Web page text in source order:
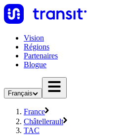
Vision
Régions
Partenaires
Blogue
Français
France
Châtellerault
TAC